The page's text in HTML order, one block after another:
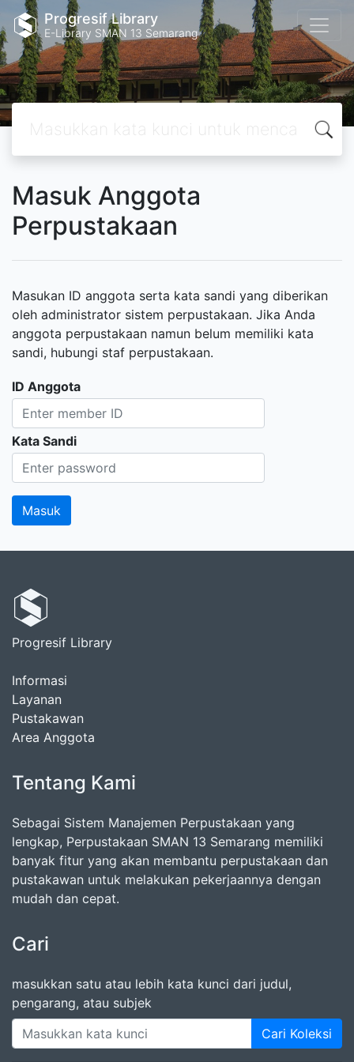
Progresif Library
E-Library SMAN 13 Semarang
Masuk Anggota
Perpustakaan
Masukan ID anggota serta kata sandi yang diberikan
oleh administrator sistem perpustakaan. Jika Anda
anggota perpustakaan namun belum memiliki kata
sandi, hubungi staf perpustakaan.
ID Anggota
Kata Sandi
Progresif Library
Informasi
Layanan
Pustakawan
Area Anggota
Tentang Kami
Sebagai Sistem Manajemen Perpustakaan yang
lengkap, Perpustakaan SMAN 13 Semarang memiliki
banyak fitur yang akan membantu perpustakaan dan
pustakawan untuk melakukan pekerjaannya dengan
mudah dan cepat.
Cari
masukkan satu atau lebih kata kunci dari judul,
pengarang, atau subjek
Cari Koleksi